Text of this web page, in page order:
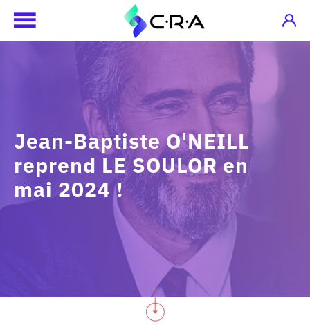
Jean-Baptiste O'NEILL
reprend LE SOULOR en
mai 2024 !